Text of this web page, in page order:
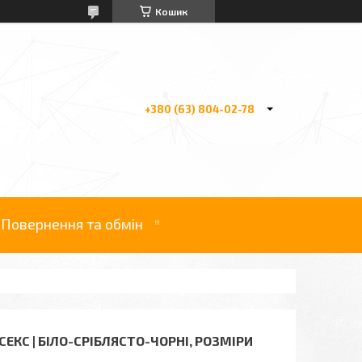
Кошик
+380 (63) 804-02-78
Повернення та обмін
| БІЛО-СРІБЛЯСТО-ЧОРНІ, РОЗМІРИ